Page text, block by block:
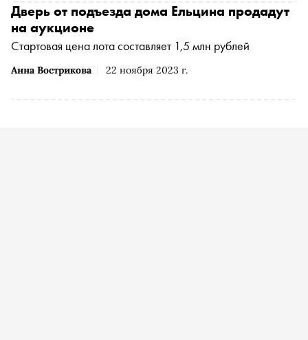
писателя»
Анна Вострикова 22 ноября 2023 г.
Дверь от подъезда дома Ельцина продадут
на аукционе
Стартовая цена лота составляет 1,5 млн рублей